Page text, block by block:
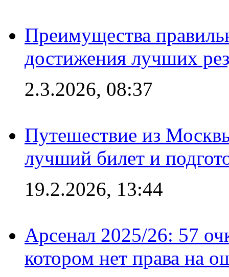
Преимущества
достижения лучших
2.3.2026, 08:37
Путешествие из
лучший билет и
19.2.2026, 13:44
Арсенал 2025/26: 57
котором нет права на